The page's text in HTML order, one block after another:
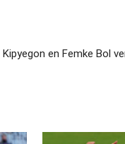
Kipyegon en Femke Bol